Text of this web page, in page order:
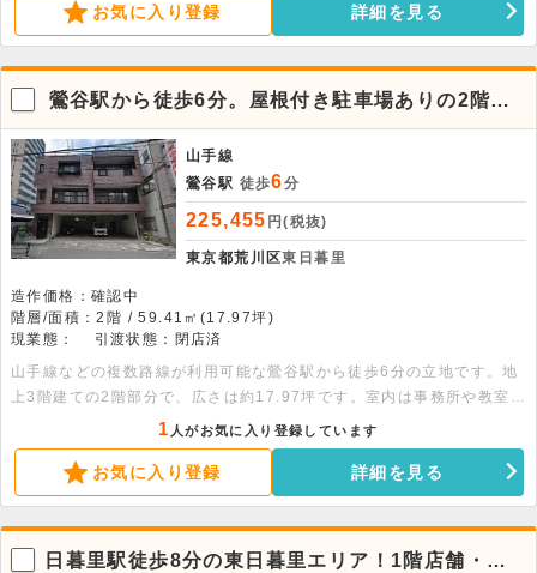
お気に入り登録 詳細を見る
鶯谷駅から徒歩6分。屋根付き駐車場ありの2階物
件
山手線
鶯谷駅 徒歩6分
225,455 円(税抜)
東京都荒川区東日暮里
造作価格：確認中
階層/面積：2階 / 59.41㎡(17.97坪)
現業態：
引渡状態：閉店済
山手線などの複数路線が利用可能な鶯谷駅から徒歩6分の立地です。地
上3階建ての2階部分で、広さは約17.97坪です。室内は事務所や教室に
適した間取りとなっています。敷地内には屋根付きの駐車場が備わって
います。諸条件のご相談などは、お気軽にお問い合わせください。
1 人がお気に入り登録しています
お気に入り登録 詳細を見る
日暮里駅徒歩8分の東日暮里エリア！1階店舗・事